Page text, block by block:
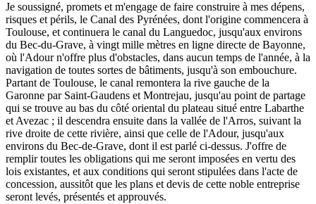
Je soussigné, promets et m'engage de faire construire à mes dépens,
risques et périls, le Canal des Pyrénées, dont l'origine commencera à
Toulouse, et continuera le canal du Languedoc, jusqu'aux environs
du Bec-du-Grave, à vingt mille mètres en ligne directe de Bayonne,
où l'Adour n'offre plus d'obstacles, dans aucun temps de l'année, à la
navigation de toutes sortes de bâtiments, jusqu'à son embouchure.
Partant de Toulouse, le canal remontera la rive gauche de la
Garonne par Saint-Gaudens et Montrejau, jusqu'au point de partage
qui se trouve au bas du côté oriental du plateau situé entre Labarthe
et Avezac ; il descendra ensuite dans la vallée de l'Arros, suivant la
rive droite de cette rivière, ainsi que celle de l'Adour, jusqu'aux
environs du Bec-de-Grave, dont il est parlé ci-dessus. J'offre de
remplir toutes les obligations qui me seront imposées en vertu des
lois existantes, et aux conditions qui seront stipulées dans l'acte de
concession, aussitôt que les plans et devis de cette noble entreprise
seront levés, présentés et approuvés.